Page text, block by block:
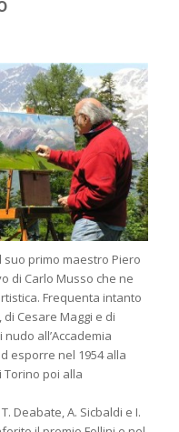
primo maestro Piero
di Carlo Musso che ne
Frequenta intanto
Cesare Maggi e di
all’Accademia
esporre nel 1954 alla
Torino poi alla
Deabate, A. Sicbaldi e I.